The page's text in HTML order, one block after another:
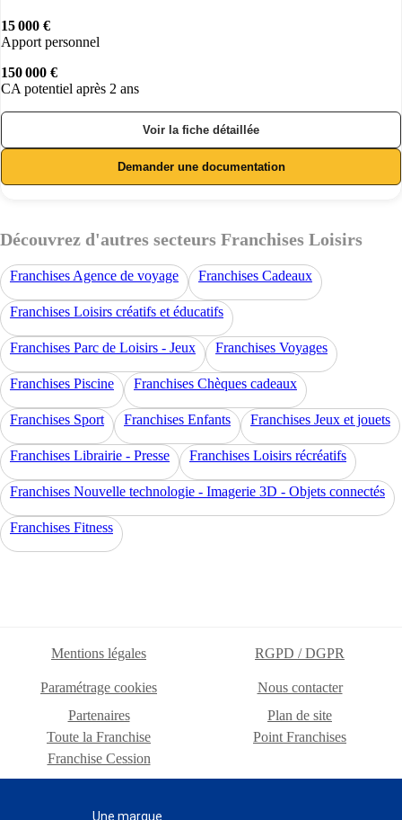
15 000 €
Apport personnel
150 000 €
CA potentiel après 2 ans
Voir la fiche détaillée
Demander une documentation
Découvrez d'autres secteurs Franchises Loisirs
Franchises Agence de voyage Franchises Cadeaux
Franchises Loisirs créatifs et éducatifs
Franchises Parc de Loisirs - Jeux Franchises Voyages
Franchises Piscine Franchises Chèques cadeaux
Franchises Sport Franchises Enfants Franchises Jeux et jouets
Franchises Librairie - Presse Franchises Loisirs récréatifs
Franchises Nouvelle technologie - Imagerie 3D - Objets connectés
Franchises Fitness
Mentions légales RGPD / DGPR
Paramétrage cookies
Nous contacter
Partenaires
Plan de site
Toute la Franchise
Point Franchises
Franchise Cession
Une marque